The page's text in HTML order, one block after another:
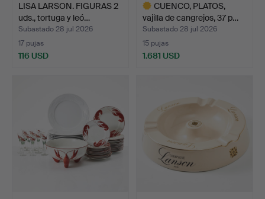
LISA LARSON. FIGURAS 2
uds., tortuga y leó…
Subastado 28 jul 2026
17 pujas
116 USD
CUENCO, PLATOS,
vajilla de cangrejos, 37 p…
Subastado 28 jul 2026
15 pujas
1.681 USD